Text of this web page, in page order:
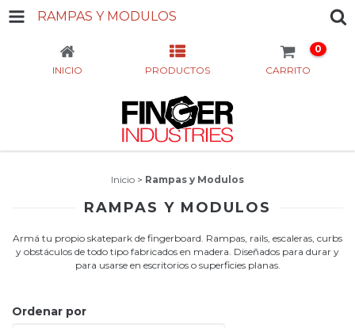
RAMPAS Y MODULOS
INICIO PRODUCTOS CARRITO
0
Inicio > Rampas y Modulos
RAMPAS Y MODULOS
Armá tu propio skatepark de fingerboard. Rampas, rails, escaleras, curbs
y obstáculos de todo tipo fabricados en madera. Diseñados para durar y
para usarse en escritorios o superficies planas.
Ordenar por